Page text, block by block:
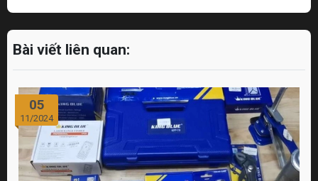
Bài viết liên quan:
05
11/2024